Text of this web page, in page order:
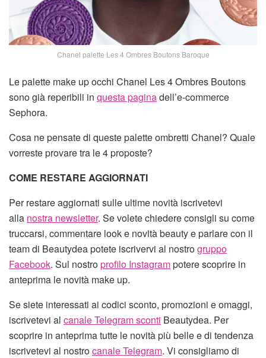
Chanel palette Les 4 Ombres Boutons Baroque
Le palette make up occhi Chanel Les 4 Ombres Boutons
sono già reperibili in questa paginadell’e-commerce
Sephora.
Cosa ne pensate di queste palette ombretti Chanel? Quale
vorreste provare tra le 4 proposte?
COME RESTARE AGGIORNATI
Per restare aggiornati sulle ultime novità iscrivetevi
alla nostra newsletter. Se volete chiedere consigli su come
truccarsi, commentare look e novità beauty e parlare con il
team di Beautydea potete iscrivervi al nostrogruppo
Facebook. Sul nostroprofilo Instagrampotere scoprire in
anteprima le novità make up.
Se siete interessati ai codici sconto, promozioni e omaggi,
iscrivetevi al canale Telegram sconti Beautydea. Per
scoprire in anteprima tutte le novità più belle e di tendenza
iscrivetevi al nostrocanale Telegram. Vi consigliamo di